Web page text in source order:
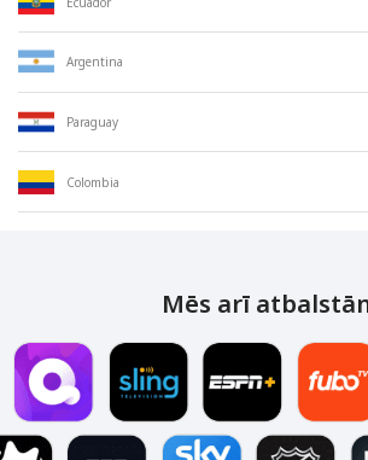
Argentina
Paraguay
Colombia
Mēs arī